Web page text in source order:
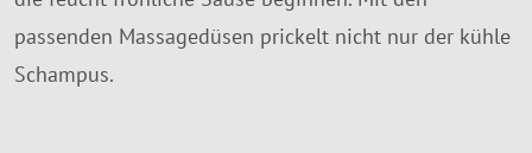
passenden Massagedüsen prickelt nicht nur der kühle
Schampus.